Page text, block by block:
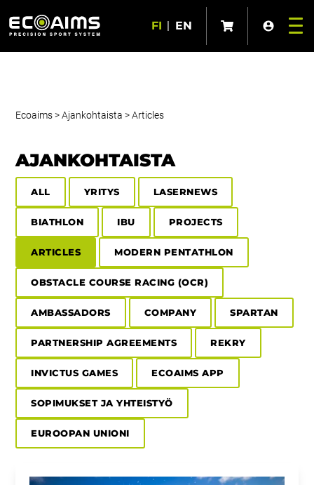
FI | EN
Ecoaims>Ajankohtaista >Articles
AJANKOHTAISTA
ALL YRITYS LASERNEWS
BIATHLON IBU PROJECTS
ARTICLES MODERN PENTATHLON
OBSTACLE COURSE RACING (OCR)
AMBASSADORS COMPANY SPARTAN
PARTNERSHIP AGREEMENTS REKRY
INVICTUS GAMES ECOAIMS APP
SOPIMUKSET JA YHTEISTYÖ
EUROOPAN UNIONI